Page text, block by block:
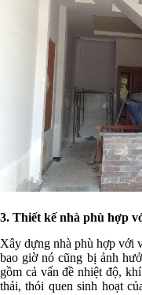
3. Thiết kế nhà phù hợp
Xây dựng nhà phù hợp với
bao giờ nó cũng bị ảnh
gồm cả vấn đề nhiệt độ,
thải, thói quen sinh hoạt